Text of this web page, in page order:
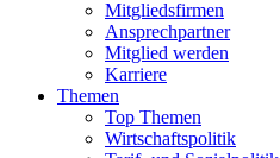
Mitgliedsfirmen
Ansprechpartner
Mitglied werden
Karriere
Themen
Top Themen
Wirtschaftspolitik